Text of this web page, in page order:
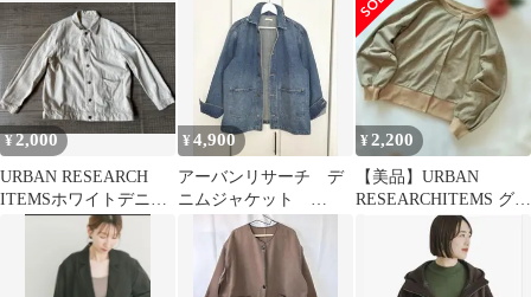
ドカラージャケットLK
¥2,000
URBAN RESEARCH
ITEMSホワイトデニム
ジャケット
¥4,900
アーバンリサーチ デ
ニムジャケット
ZARA IENA ユナイテッ
ドアローズ
¥2,200
【美品】URBAN
RESEARCHITEMS グレ
ーモザイクカーディガ